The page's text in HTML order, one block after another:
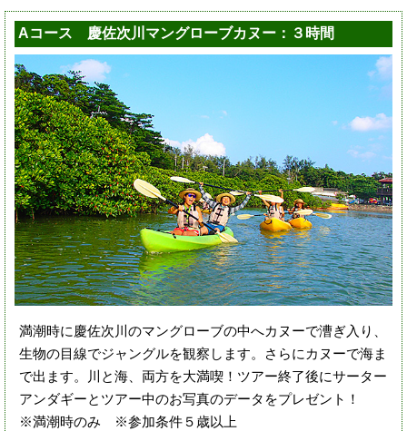
Aコース 慶佐次川マングローブカヌー：３時間
満潮時に慶佐次川のマングローブの中へカヌーで漕ぎ入り、
生物の目線でジャングルを観察します。さらにカヌーで海ま
で出ます。川と海、両方を大満喫！ツアー終了後にサーター
アンダギーとツアー中のお写真のデータをプレゼント！
※満潮時のみ ※参加条件５歳以上